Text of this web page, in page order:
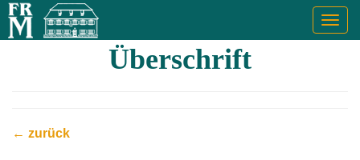
Überschrift
← zurück